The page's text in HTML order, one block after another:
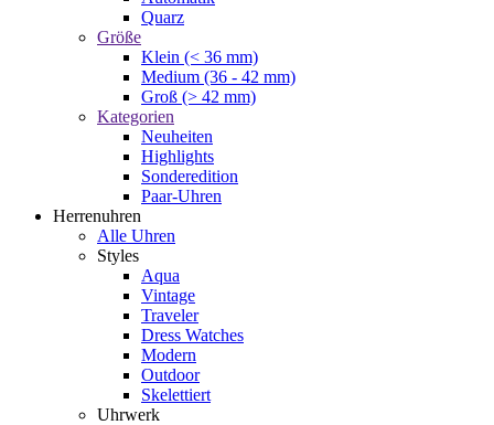
Quarz
Größe
Klein (< 36 mm)
Medium (36 - 42 mm)
Groß (> 42 mm)
Kategorien
Neuheiten
Highlights
Sonderedition
Paar-Uhren
Herrenuhren
Alle Uhren
Styles
Aqua
Vintage
Traveler
Dress Watches
Modern
Outdoor
Skelettiert
Uhrwerk